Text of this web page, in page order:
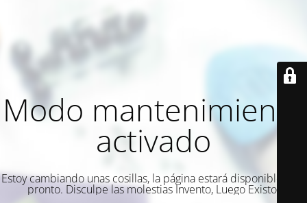
Modo mantenimiento
activado
Estoy cambiando unas cosillas, la página estará disponible muy
pronto. Disculpe las molestias Invento, Luego Existo.